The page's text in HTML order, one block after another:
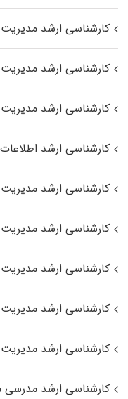
کارشناسی ارشد
کارشناسی ارشد مدیریت
کارشناسی ارشد
کارشناسی ارشد اطلاعات
کارشناسی ارشد مدیریت
کارشناسی ارشد مدیریت
کارشناسی ارشد
کارشناسی ارشد
کارشناسی ارشد
کارشناسی ارشد مدرسی